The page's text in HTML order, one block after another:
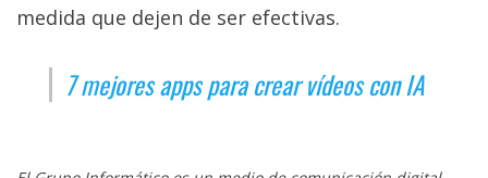
medida que dejen de ser efectivas.
7 mejores apps para crear vídeos con IA